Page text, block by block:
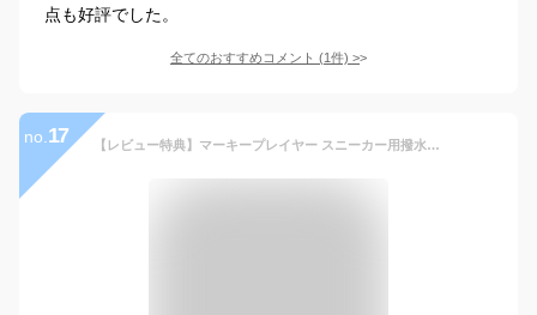
点も好評でした。
全てのおすすめコメント (1件) >
no. 17 【レビュー特典】マーキープレイヤー スニーカー用撥水撥油スプレー #01 420ml 日本製 MARQUEE PLAYER NO.1 #1 防水スプレー レザー 靴 鞄 布 革 ヌバック 撥水加工 シーツ ケース 防水用品 梅雨 雨 雪 汚れ シミ 防止 フロロサーフ 超撥水